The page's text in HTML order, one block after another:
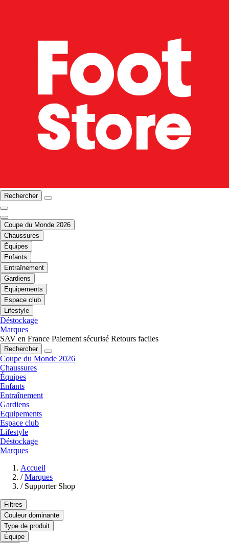
Rechercher
Coupe du Monde 2026
Chaussures
Équipes
Enfants
Entraînement
Gardiens
Equipements
Espace club
Lifestyle
Déstockage
Marques
SAV en France Paiement sécurisé Retours faciles
Rechercher
Coupe du Monde 2026
Chaussures
Équipes
Enfants
Entraînement
Gardiens
Equipements
Espace club
Lifestyle
Déstockage
Marques
Accueil
/ Marques
/ Supporter Shop
Filtres
Couleur dominante
Type de produit
Équipe